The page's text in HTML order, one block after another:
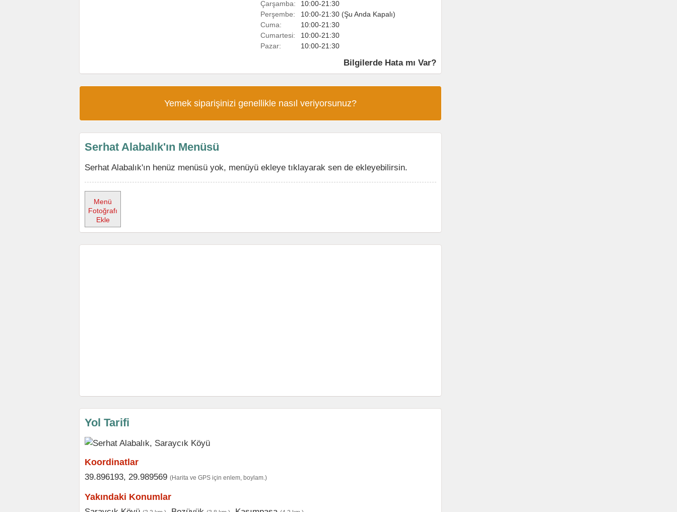
Çarşamba:
10:00-21:30
Perşembe:
10:00-21:30 (Şu Anda Kapalı)
Cuma:
10:00-21:30
Cumartesi:
10:00-21:30
Pazar:
10:00-21:30
Bilgilerde Hata mı Var?
Yemek siparişinizi genellikle nasıl veriyorsunuz?
Serhat Alabalık'ın Menüsü
Serhat Alabalık'ın henüz menüsü yok, menüyü ekleye tıklayarak sen de ekleyebilirsin.
Menü
Fotoğrafı
Ekle
Yol Tarifi
Koordinatlar
39.896193, 29.989569 (Harita ve GPS için enlem, boylam.)
Yakındaki Konumlar